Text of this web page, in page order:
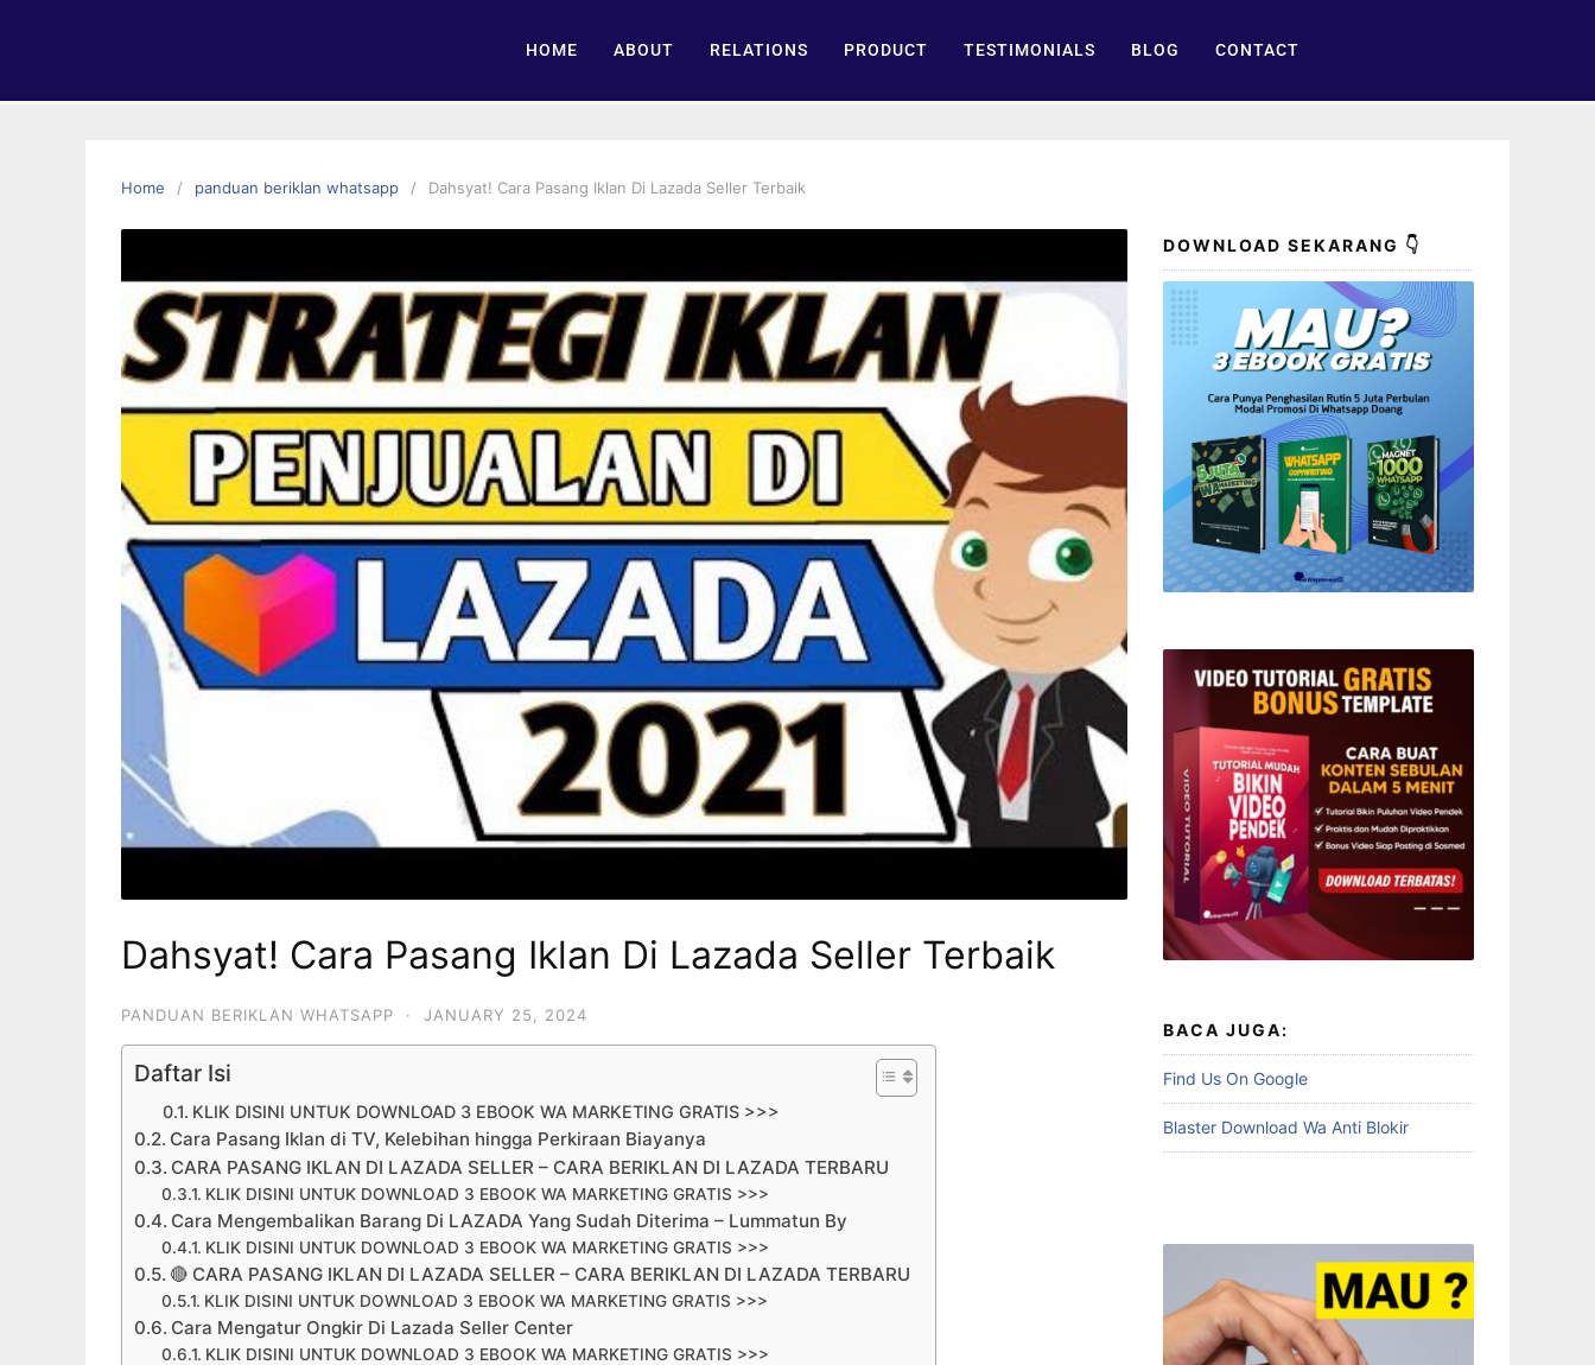
HOME ABOUT RELATIONS PRODUCT TESTIMONIALS BLOG CONTACT
Home panduan beriklan whatsapp Dahsyat! Cara Pasang Iklan Di Lazada Seller Terbaik
Dahsyat! Cara Pasang Iklan Di Lazada Seller Terbaik
PANDUAN BERIKLAN WHATSAPP · JANUARY 25, 2024
Daftar Isi
KLIK DISINI UNTUK DOWNLOAD 3 EBOOK WA MARKETING GRATIS >>>
Cara Pasang Iklan di TV, Kelebihan hingga Perkiraan Biayanya
CARA PASANG IKLAN DI LAZADA SELLER – CARA BERIKLAN DI LAZADA TERBARU
KLIK DISINI UNTUK DOWNLOAD 3 EBOOK WA MARKETING GRATIS >>>
Cara Mengembalikan Barang Di LAZADA Yang Sudah Diterima – Lummatun By
KLIK DISINI UNTUK DOWNLOAD 3 EBOOK WA MARKETING GRATIS >>>
🔴 CARA PASANG IKLAN DI LAZADA SELLER – CARA BERIKLAN DI LAZADA TERBARU
KLIK DISINI UNTUK DOWNLOAD 3 EBOOK WA MARKETING GRATIS >>>
Cara Mengatur Ongkir Di Lazada Seller Center
KLIK DISINI UNTUK DOWNLOAD 3 EBOOK WA MARKETING GRATIS >>>
DOWNLOAD SEKARANG 👇
BACA JUGA:
Find Us On Google
Blaster Download Wa Anti Blokir